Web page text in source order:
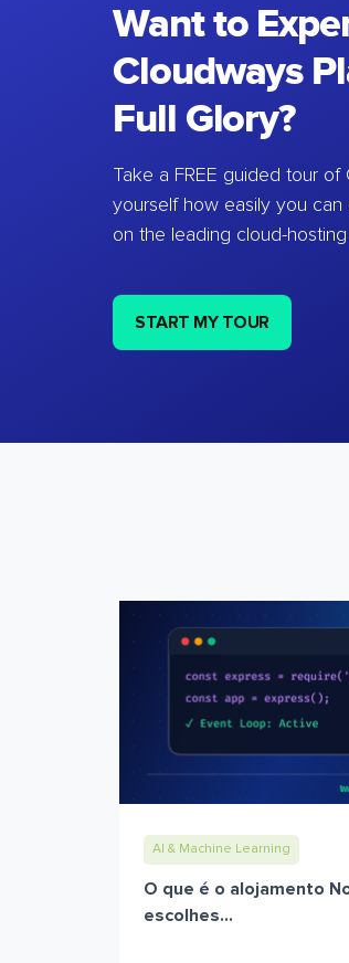
Want to
Cloudways
Full Glory?
Take a FREE guided tour
yourself how easily you
on the leading cloud-hosting
START MY TOUR
AI & Machine Learning
O que é o alojamento
escolhes...